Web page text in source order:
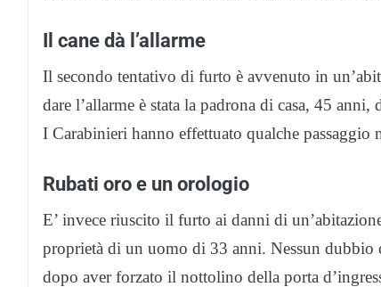
Il cane dà l’allarme
Il secondo tentativo di furto è avvenuto in
dare l’allarme è stata la padrona di casa, 45
I Carabinieri hanno effettuato qualche
Rubati oro e un orologio
E’ invece riuscito il furto ai danni di
proprietà di un uomo di 33 anni. Nessun dubbio
dopo aver forzato il nottolino della porta